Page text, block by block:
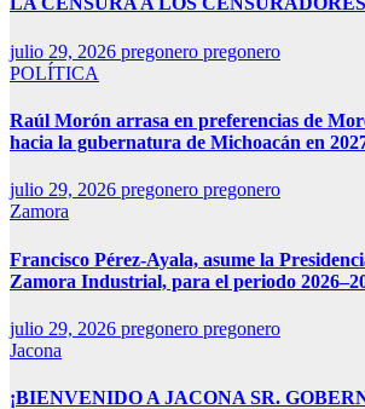
julio 29, 2026 pregonero pregonero
POLÍTICA
Raúl Morón arrasa en preferencias de
hacia la gubernatura de Michoacán en
julio 29, 2026 pregonero pregonero
Zamora
Francisco Pérez-Ayala, asume la
Zamora Industrial, para el periodo
julio 29, 2026 pregonero pregonero
Jacona
¡BIENVENIDO A JACONA SR.